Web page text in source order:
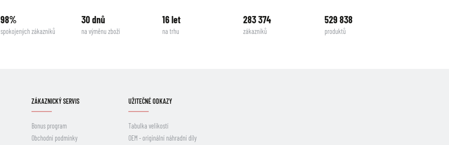
98%
spokojených zákazníků
30 dnů
na výměnu zboží
16 let
na trhu
283 374
zákazníků
529 838
produktů
ZÁKAZNICKÝ SERVIS
Bonus program
Obchodní podmínky
UŽITEČNÉ ODKAZY
Tabulka velikostí
OEM - originální náhradní díly